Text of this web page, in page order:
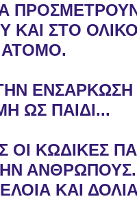
ΚΑΙ ΣΤΟ
ΑΤΟΜΟ.
ΕΝΣΑΡΚΩΣΗ
ΩΣ ΠΑΙΔΙ...
ΟΙ ΚΩΔΙΚΕΣ
ΚΑΙ